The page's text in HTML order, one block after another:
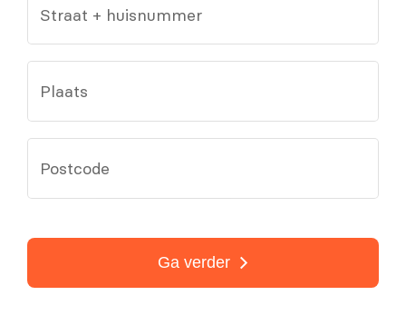
Straat + huisnummer
Plaats
Postcode
Ga verder